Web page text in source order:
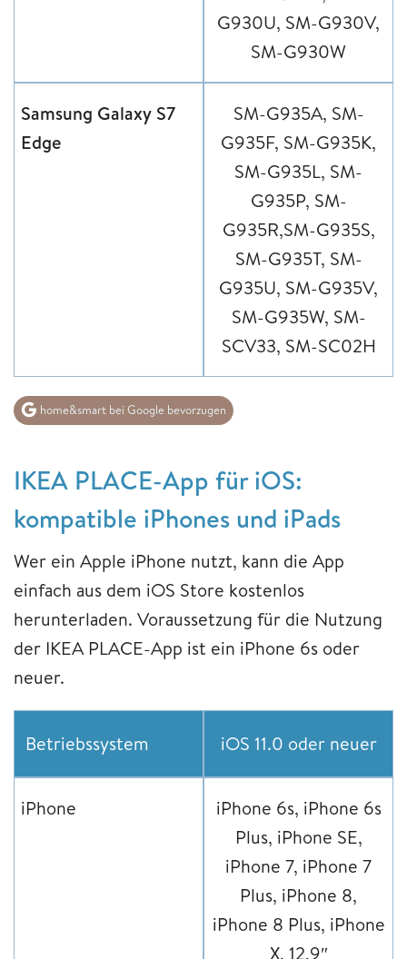
G930U, SM-G930V,
SM-G930W
Samsung Galaxy S7
Edge
SM-G935A, SM-
G935F, SM-G935K,
SM-G935L, SM-
G935P, SM-
G935R,SM-G935S,
SM-G935T, SM-
G935U, SM-G935V,
SM-G935W, SM-
SCV33, SM-SC02H
home&smart bei Google bevorzugen
IKEA PLACE-App für iOS:
kompatible iPhones und iPads
Wer ein Apple iPhone nutzt, kann die App
einfach aus dem iOS Store kostenlos
herunterladen. Voraussetzung für die Nutzung
der IKEA PLACE-App ist ein iPhone 6s oder
neuer.
Betriebssystem iOS 11.0 oder neuer
iPhone
iPhone 6s, iPhone 6s
Plus, iPhone SE,
iPhone 7, iPhone 7
Plus, iPhone 8,
iPhone 8 Plus, iPhone
X, 12,9″